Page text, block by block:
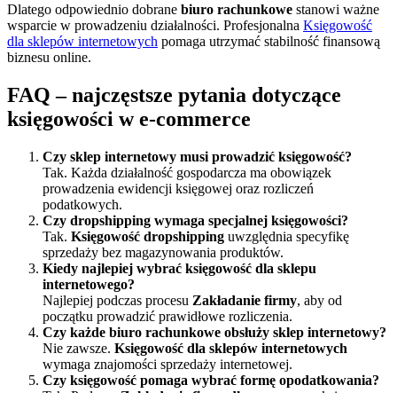
Dlatego odpowiednio dobrane biuro rachunkowe stanowi ważne
wsparcie w prowadzeniu działalności. Profesjonalna Księgowość
dla sklepów internetowych pomaga utrzymać stabilność finansową
biznesu online.
FAQ – najczęstsze pytania dotyczące
księgowości w e-commerce
Czy sklep internetowy musi prowadzić księgowość?
Tak. Każda działalność gospodarcza ma obowiązek
prowadzenia ewidencji księgowej oraz rozliczeń
podatkowych.
Czy dropshipping wymaga specjalnej księgowości?
Tak. Księgowość dropshipping uwzględnia specyfikę
sprzedaży bez magazynowania produktów.
Kiedy najlepiej wybrać księgowość dla sklepu
internetowego?
Najlepiej podczas procesu Zakładanie firmy, aby od
początku prowadzić prawidłowe rozliczenia.
Czy każde biuro rachunkowe obsłuży sklep internetowy?
Nie zawsze. Księgowość dla sklepów internetowych
wymaga znajomości sprzedaży internetowej.
Czy księgowość pomaga wybrać formę opodatkowania?